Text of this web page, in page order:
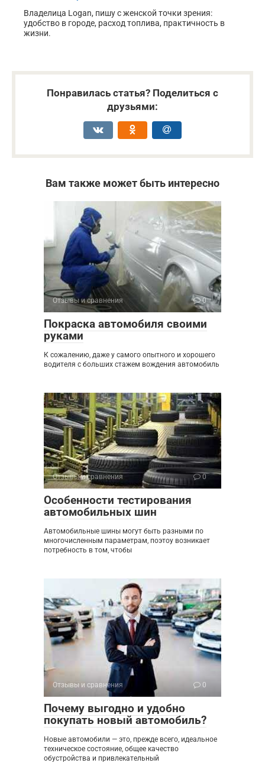
Владелица Logan, пишу с женской точки зрения:
удобство в городе, расход топлива, практичность в
жизни.
Понравилась статья? Поделиться с
друзьями:
Вам также может быть интересно
Отзывы и сравнения 0
Покраска автомобиля своими
руками
К сожалению, даже у самого опытного и хорошего
водителя с больших стажем вождения автомобиль
Отзывы и сравнения 0
Особенности тестирования
автомобильных шин
Автомобильные шины могут быть разными по
многочисленным параметрам, поэтоу возникает
потребность в том, чтобы
Отзывы и сравнения 0
Почему выгодно и удобно
покупать новый автомобиль?
Новые автомобили — это, прежде всего, идеальное
техническое состояние, общее качество
обустройства и привлекательный